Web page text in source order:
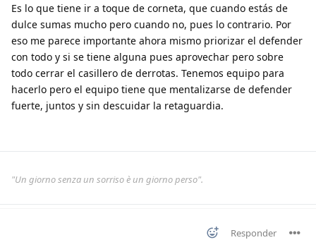
Es lo que tiene ir a toque de corneta, que cuando estás de
dulce sumas mucho pero cuando no, pues lo contrario. Por
eso me parece importante ahora mismo priorizar el defender
con todo y si se tiene alguna pues aprovechar pero sobre
todo cerrar el casillero de derrotas. Tenemos equipo para
hacerlo pero el equipo tiene que mentalizarse de defender
fuerte, juntos y sin descuidar la retaguardia.
"Un giorno senza un sorriso è un giorno perso".
Responder